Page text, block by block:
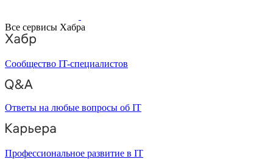
Все сервисы Хабра
Сообщество IT-специалистов
Ответы на любые вопросы об IT
Профессиональное развитие в IT